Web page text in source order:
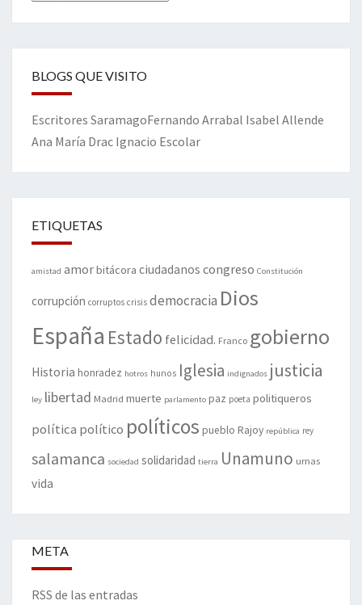
BLOGS QUE VISITO
Escritores SaramagoFernando Arrabal Isabel Allende
Ana María Drac Ignacio Escolar
ETIQUETAS
amistad amorbitácora ciudadanos congreso Constitución
corrupción corruptos crisis democracia Dios
España Estado felicidad. Franco gobierno
Historia honradez hotros hunos Iglesia indignados justicia
ley libertad Madrid muerte parlamento paz poeta politiqueros
política político políticos pueblo Rajoy república rey
salamanca sociedad solidaridad tierra Unamuno urnas
vida
META
RSS de las entradas